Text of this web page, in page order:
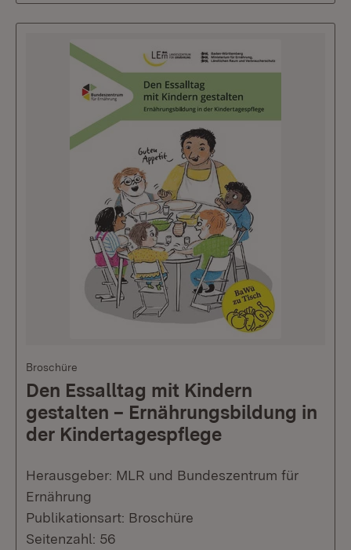
Broschüre
Den Essalltag mit Kindern
gestalten – Ernährungsbildung in
der Kindertagespflege
Herausgeber: MLR und Bundeszentrum für
Ernährung
Publikationsart: Broschüre
Seitenzahl: 56